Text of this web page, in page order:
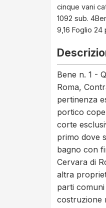
cinque vani
1092 sub.
9,16 Foglio 24
Bene n. 1 -
Roma,
pertinenza
portico
corte
primo dove
bagno con
Cervara di
altra
parti
costruzione